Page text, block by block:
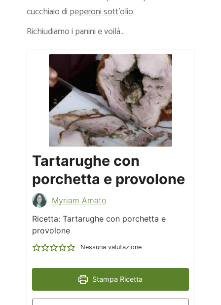
cucchiaio di peperoni sott’olio.
Richiudiamo i panini e voilà…
Tartarughe con
porchetta e provolone
Myriam Amato
Ricetta: Tartarughe con porchetta e
provolone
Nessuna valutazione
Stampa Ricetta